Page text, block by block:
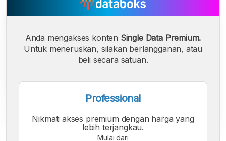
Anda mengakses konten Single Data Premium.
Untuk meneruskan, silakan berlangganan, atau
beli secara satuan.
Professional
Nikmati akses premium dengan harga yang
lebih terjangkau.
Mulai dari